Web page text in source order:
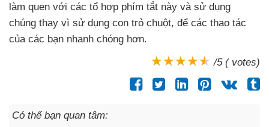
làm quen với các tổ hợp phím tắt này và sử dụng
chúng thay vì sử dụng con trỏ chuột, để các thao tác
của các bạn nhanh chóng hơn.
/5 ( votes)
Có thể bạn quan tâm: